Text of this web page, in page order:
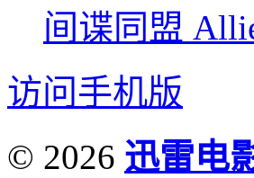
间谍同盟
访问手机版
© 2026 迅雷电